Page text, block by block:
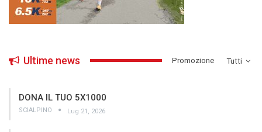
Tutti
Ultime news ­Promozione
DONA IL TUO 5X1000
SCIALPINO Lug 21, 2026